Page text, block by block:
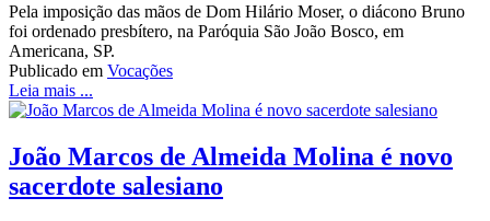
Pela imposição das mãos de Dom Hilário Moser, o diácono Bruno
foi ordenado presbítero, na Paróquia São João Bosco, em
Americana, SP.
Publicado em Vocações
Leia mais ...
João Marcos de Almeida Molina é novo
sacerdote salesiano